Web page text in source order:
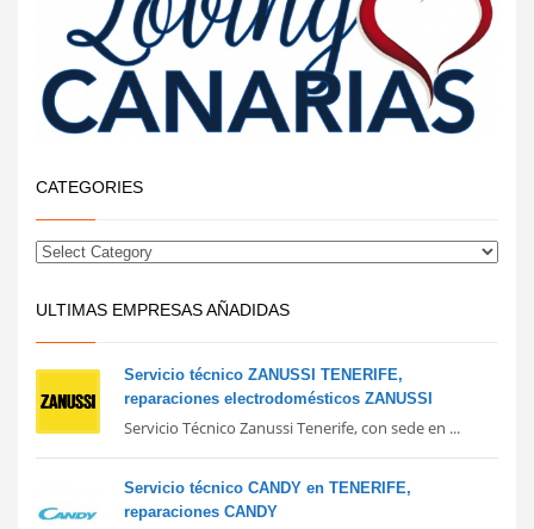
CATEGORIES
ULTIMAS EMPRESAS AÑADIDAS
Servicio técnico ZANUSSI TENERIFE,
reparaciones electrodomésticos ZANUSSI
Servicio Técnico Zanussi Tenerife, con sede en ...
Servicio técnico CANDY en TENERIFE,
reparaciones CANDY